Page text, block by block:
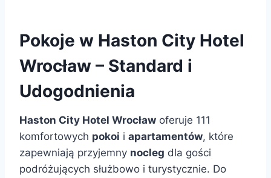
Pokoje w Haston City Hotel
Wrocław – Standard i
Udogodnienia
Haston City Hotel Wrocław oferuje 111
komfortowych pokoi i apartamentów, które
zapewniają przyjemny nocleg dla gości
podróżujących służbowo i turystycznie. Do